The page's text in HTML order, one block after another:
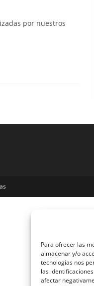
Para ofrecer las
almacenar y/o
tecnologías nos
las
afectar
por nuestros